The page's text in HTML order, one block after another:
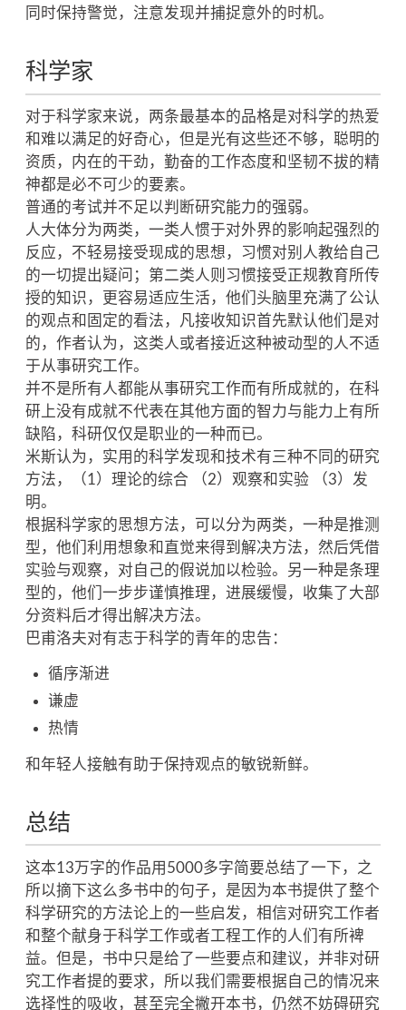
同时保持警觉，注意发现并捕捉意外的时机。
科学家
对于科学家来说，两条最基本的品格是对科学的热爱
和难以满足的好奇心，但是光有这些还不够，聪明的
资质，内在的干劲，勤奋的工作态度和坚韧不拔的精
神都是必不可少的要素。
普通的考试并不足以判断研究能力的强弱。
人大体分为两类，一类人惯于对外界的影响起强烈的
反应，不轻易接受现成的思想，习惯对别人教给自己
的一切提出疑问；第二类人则习惯接受正规教育所传
授的知识，更容易适应生活，他们头脑里充满了公认
的观点和固定的看法，凡接收知识首先默认他们是对
的，作者认为，这类人或者接近这种被动型的人不适
于从事研究工作。
并不是所有人都能从事研究工作而有所成就的，在科
研上没有成就不代表在其他方面的智力与能力上有所
缺陷，科研仅仅是职业的一种而已。
米斯认为，实用的科学发现和技术有三种不同的研究
方法，（1）理论的综合 （2）观察和实验 （3）发
明。
根据科学家的思想方法，可以分为两类，一种是推测
型，他们利用想象和直觉来得到解决方法，然后凭借
实验与观察，对自己的假说加以检验。另一种是条理
型的，他们一步步谨慎推理，进展缓慢，收集了大部
分资料后才得出解决方法。
巴甫洛夫对有志于科学的青年的忠告：
循序渐进
谦虚
热情
和年轻人接触有助于保持观点的敏锐新鲜。
总结
这本13万字的作品用5000多字简要总结了一下，之
所以摘下这么多书中的句子，是因为本书提供了整个
科学研究的方法论上的一些启发，相信对研究工作者
和整个献身于科学工作或者工程工作的人们有所裨
益。但是，书中只是给了一些要点和建议，并非对研
究工作者提的要求，所以我们需要根据自己的情况来
选择性的吸收，甚至完全撇开本书，仍然不妨碍研究